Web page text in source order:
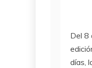
Del 8
días,